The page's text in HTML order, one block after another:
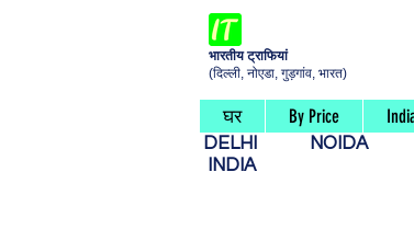
भारतीय ट्राफियां
(दिल्ली, नोएडा, गुड़गांव, भारत)
घर By Price
DELHI NOIDA
INDIA